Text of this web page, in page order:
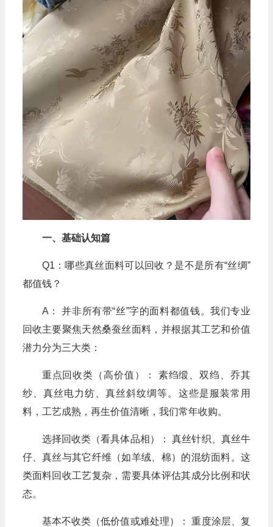
一、基础认知篇
Q1：哪些真丝面料可以回收？是不是所有“丝绸”
都值钱？
A： 并非所有带“丝”字的面料都值钱。我们专业
回收主要聚焦天然桑蚕丝面料，并根据其工艺和价值
潜力分为三大类：
重点回收类（高价值）： 素绉缎、双绉、乔其
纱、真丝电力纺、真丝斜纹绸等。这些是服装常用
料，工艺成熟，再生价值清晰，我们常年收购。
选择回收类（看具体品相）： 真丝针织、真丝牛
仔、真丝与其它纤维（如羊绒、棉）的混纺面料。这
类面料回收工艺复杂，需要具体评估其成分比例和状
态。
基本不收类（低价值或难处理）： 重度涂层、复